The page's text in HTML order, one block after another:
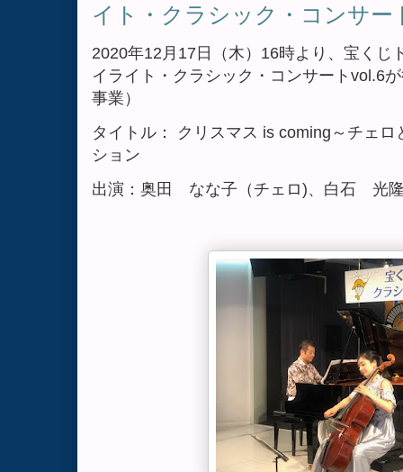
イト・クラシック・コンサー
2020年12月17日（木）16時より、宝くじ
イライト・クラシック・コンサートvol.6
事業）
タイトル： クリスマス is coming～チェ
ション
出演：奥田 なな子（チェロ)、白石 光